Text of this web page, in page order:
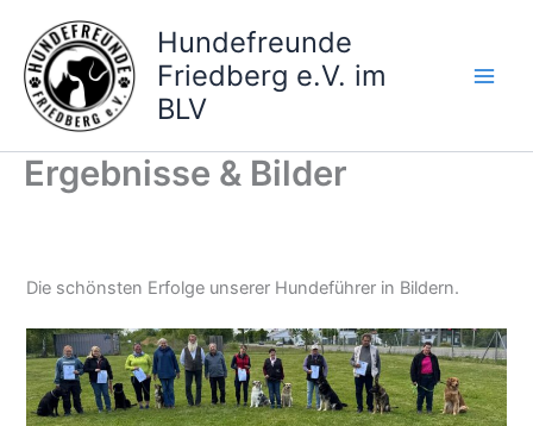
Inhalt
springen
Hundefreunde
Friedberg e.V. im
BLV
Ergebnisse & Bilder
Die schönsten Erfolge unserer Hundeführer in Bildern.